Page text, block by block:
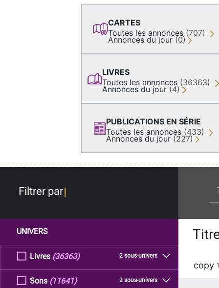
CARTES
Toutes les annonces (707)
Annonces du jour (0)
LIVRES
Toutes les annonces (36363)
Annonces du jour (4)
PUBLICATIONS EN SÉRIE
Toutes les annonces (433)
Annonces du jour (227)
Filtrer par
UNIVERS
Livres 2 sous-univers
(36363)
Sons 2 sous-univers
(11641)
copy